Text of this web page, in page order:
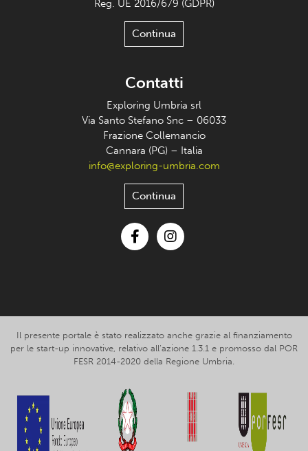
Reg. UE 2016/679 (GDPR)
Continua
Contatti
Exploring Umbria srl
Via Santo Stefano Snc – 06033
Frazione Collemancio
Cannara (PG) – Italia
info@exploring-umbria.com
Continua
Il presente portale è stato realizzato anche grazie al finanziamento
per le start-up innovative, relativo all’azione 1.3.1 e promosso dal POR
FESR 2014-2020 della Regione Umbria.